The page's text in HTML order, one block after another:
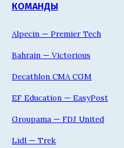
КОМАНДЫ
Alpecin — Premier Tech
Bahrain — Victorious
Decathlon CMA CGM
EF Education — EasyPost
Groupama — FDJ United
Lidl — Trek